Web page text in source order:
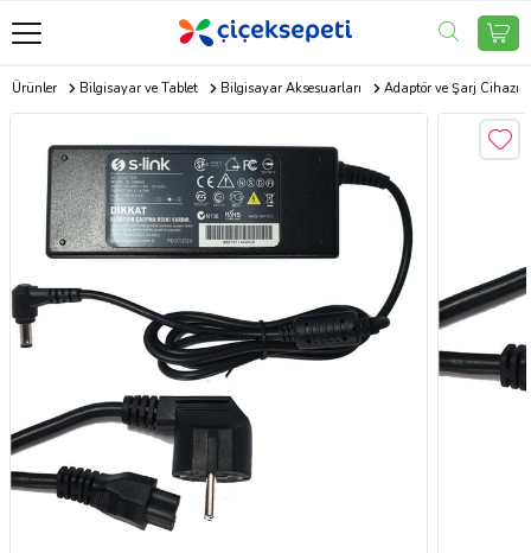
Ürünler Bilgisayar ve Tablet Bilgisayar Aksesuarları Adaptör ve Şarj Cihazı